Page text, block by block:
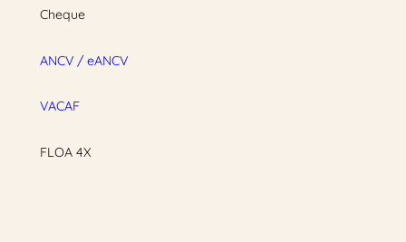
Cheque
ANCV / eANCV
VACAF
FLOA 4X